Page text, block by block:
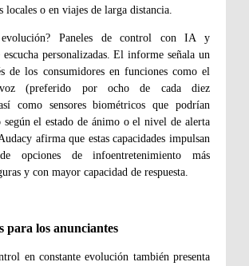
locales o en viajes de larga distancia.
Paneles de control con IA y
escucha personalizadas. El informe señala un
de los consumidores en funciones como el
(preferido por ocho de cada diez
como sensores biométricos que podrían
según el estado de ánimo o el nivel de alerta
afirma que estas capacidades impulsan
opciones de infoentretenimiento más
y con mayor capacidad de respuesta.
para los anunciantes
en constante evolución también presenta